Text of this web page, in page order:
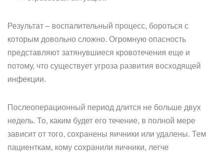
Результат – воспалительный процесс, бороться с
которым довольно сложно. Огромную опасность
представляют затянувшиеся кровотечения еще и
потому, что существует угроза развития восходящей
инфекции.
Послеоперационный период длится не больше двух
недель. То, каким будет его течение, в полной мере
зависит от того, сохранены яичники или удалены. Тем
пациенткам, кому сохранили яичники, легче